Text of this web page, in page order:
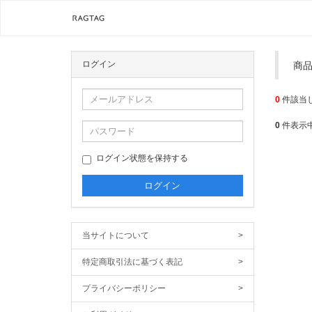
ログイン
ログイン状態を保持する
当サイトについて >
特定商取引法に基づく表記 >
プライバシーポリシー >
商
0件該当
0件表示